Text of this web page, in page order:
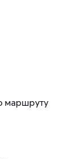
маршруту